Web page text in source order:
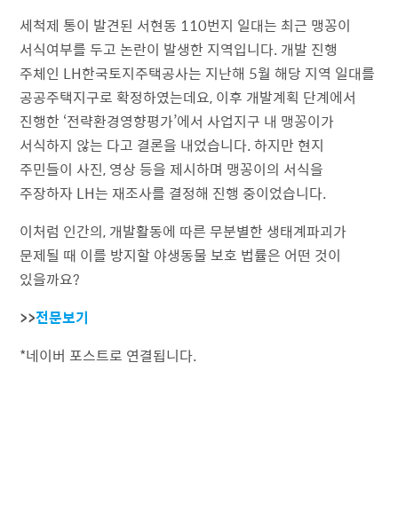
세척제 통이 발견된 서현동 110번지 일대는 최근 맹꽁이
서식여부를 두고 논란이 발생한 지역입니다. 개발 진행
주체인 LH한국토지주택공사는 지난해 5월 해당 지역 일대를
공공주택지구로 확정하였는데요, 이후 개발계획 단계에서
진행한 ‘전략환경영향평가’에서 사업지구 내 맹꽁이가
서식하지 않는 다고 결론을 내었습니다. 하지만 현지
주민들이 사진, 영상 등을 제시하며 맹꽁이의 서식을
주장하자 LH는 재조사를 결정해 진행 중이었습니다.
이처럼 인간의, 개발활동에 따른 무분별한 생태계파괴가
문제될 때 이를 방지할 야생동물 보호 법률은 어떤 것이
있을까요?
>>전문보기
*네이버 포스트로 연결됩니다.